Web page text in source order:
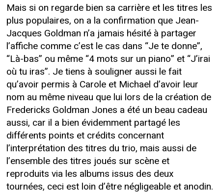
Mais si on regarde bien sa carrière et les titres les
plus populaires, on a la confirmation que Jean-
Jacques Goldman n’a jamais hésité à partager
l’affiche comme c’est le cas dans “Je te donne”,
“Là-bas” ou même “4 mots sur un piano” et “J’irai
où tu iras”. Je tiens à souligner aussi le fait
qu’avoir permis à Carole et Michael d’avoir leur
nom au même niveau que lui lors de la création de
Fredericks Goldman Jones a été un beau cadeau
aussi, car il a bien évidemment partagé les
différents points et crédits concernant
l’interprétation des titres du trio, mais aussi de
l’ensemble des titres joués sur scène et
reproduits via les albums issus des deux
tournées, ceci est loin d’être négligeable et anodin.